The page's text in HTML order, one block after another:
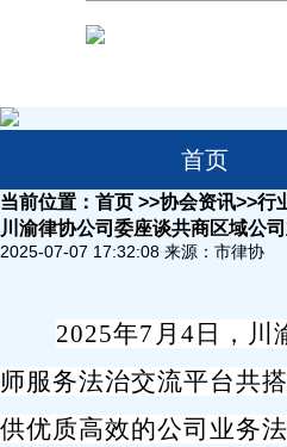
首页
当前位置： 首页 >>协会资讯>>行
川渝律协公司委座谈共商区域公
2025-07-07 17:32:08 来源：市律协
2025年7 月 4 日，川
师服务法治交流平台共
供优质高效的公司业务